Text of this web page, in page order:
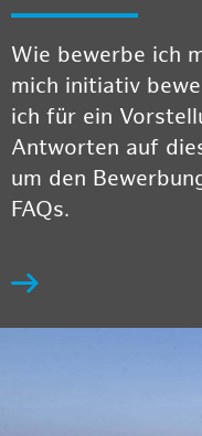
Wie bewerbe ich
mich initiativ
ich für ein
Antworten auf
um den
FAQs.